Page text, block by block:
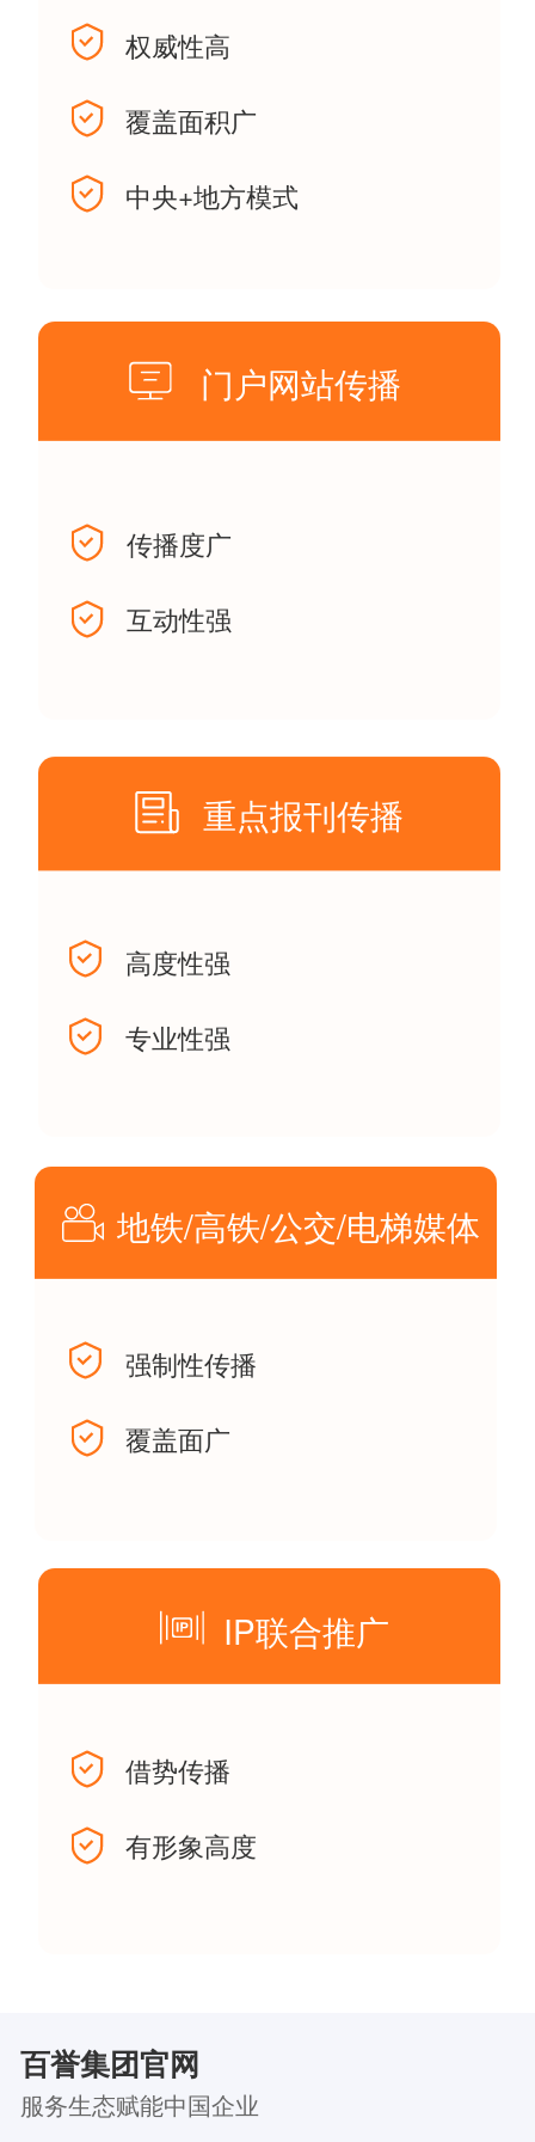
权威性高
覆盖面积广
中央+地方模式
门户网站传播
传播度广
互动性强
重点报刊传播
高度性强
专业性强
地铁/高铁/公交/电梯媒体
强制性传播
覆盖面广
IP联合推广
借势传播
有形象高度
百誉集团官网
服务生态赋能中国企业